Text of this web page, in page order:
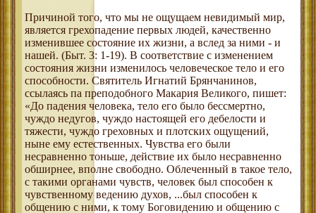
Причиной того, что мы не ощущаем невидимый мир,
является грехопадение первых людей, качественно
изменившее состояние их жизни, а вслед за ними - и
нашей. (Быт. 3: 1-19). В соответствие с изменением
состояния жизни изменилось человеческое тело и его
способности. Святитель Игнатий Брянчанинов,
ссылаясь па преподобного Макария Великого, пишет:
«До падения человека, тело его было бессмертно,
чуждо недугов, чуждо настоящей его дебелости и
тяжести, чуждо греховных и плотских ощущений,
ныне ему естественных. Чувства его были
несравненно тоньше, действие их было несравненно
обширнее, вполне свободно. Облеченный в такое тело,
с такими органами чувств, человек был способен к
чувственному ведению духов, ...был способен к
общению с ними, к тому Боговидению и общению с